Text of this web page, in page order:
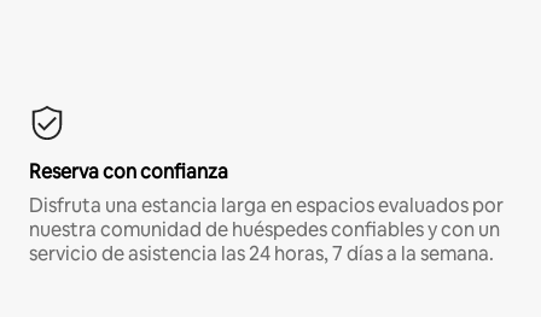
Reserva con confianza
Disfruta una estancia larga en espacios evaluados por
nuestra comunidad de huéspedes confiables y con un
servicio de asistencia las 24 horas, 7 días a la semana.